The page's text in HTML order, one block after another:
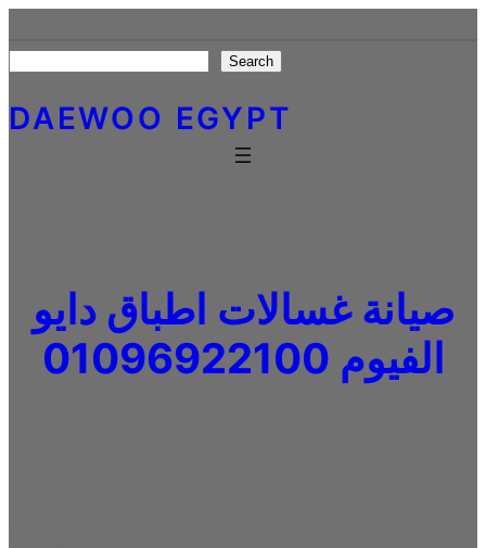
to
content
Search
DAEWOO EGYPT
صيانة غسالات اطباق دايو
الفيوم 01096922100